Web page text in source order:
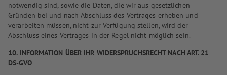
notwendig sind, sowie die Daten, die wir aus gesetzlichen
Gründen bei und nach Abschluss des Vertrages erheben und
verarbeiten müssen, nicht zur Verfügung stellen, wird der
Abschluss eines Vertrages in der Regel nicht möglich sein.
10. INFORMATION ÜBER IHR WIDERSPRUCHSRECHT NACH ART. 21
DS-GVO